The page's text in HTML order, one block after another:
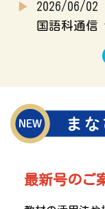
2026/06/02
国語科通
最新号のご